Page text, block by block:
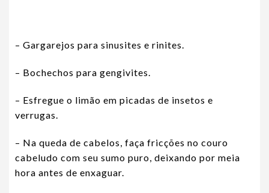
– Gargarejos para sinusites e rinites.
– Bochechos para gengivites.
– Esfregue o limão em picadas de insetos e
verrugas.
– Na queda de cabelos, faça fricções no couro
cabeludo com seu sumo puro, deixando por meia
hora antes de enxaguar.